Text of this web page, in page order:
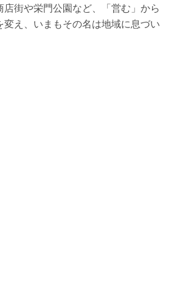
街や栄門公園など、「営む」から
変え、いまもその名は地域に息づい